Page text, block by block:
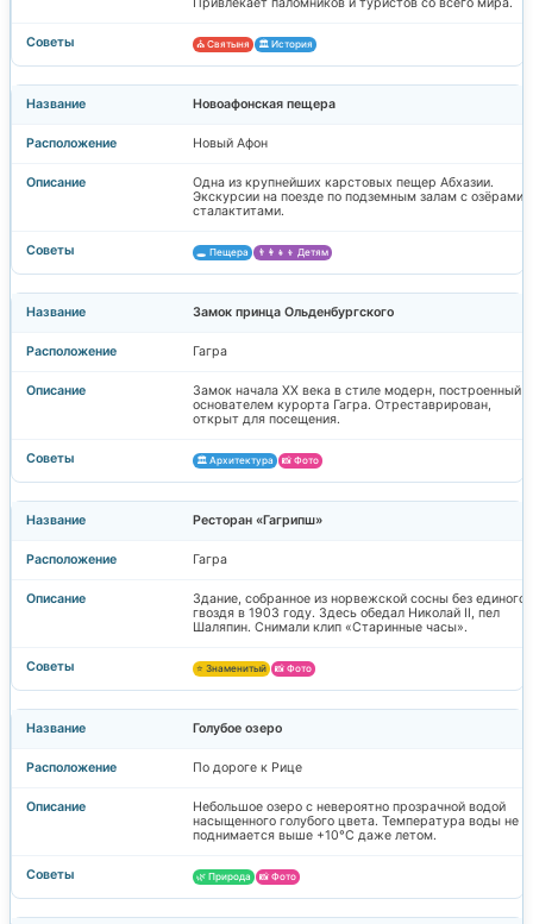
⛪ Святыня 🏛️ История
Новоафонская пещера
Новый Афон
Одна из крупнейших карстовых пещер Абхазии.
Экскурсии на поезде по подземным залам с озёрами и
сталактитами.
🕳️ Пещера 👨‍👩‍👧‍👦 Детям
Замок принца Ольденбургского
Гагра
Замок начала XX века в стиле модерн, построенный
основателем курорта Гагра. Отреставрирован,
открыт для посещения.
🏛️ Архитектура 📸 Фото
Ресторан «Гагрипш»
Гагра
Здание, собранное из норвежской сосны без единого
гвоздя в 1903 году. Здесь обедал Николай II, пел
Шаляпин. Снимали клип «Старинные часы».
⭐ Знаменитый 📸 Фото
Голубое озеро
По дороге к Рице
Небольшое озеро с невероятно прозрачной водой
насыщенного голубого цвета. Температура воды не
поднимается выше +10°C даже летом.
🌿 Природа 📸 Фото